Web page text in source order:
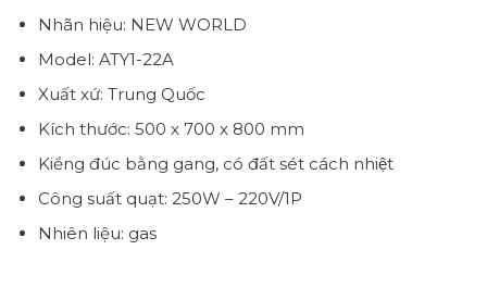
Nhãn hiệu: NEW WORLD
Model: ATY1-22A
Xuất xứ: Trung Quốc
Kích thước: 500 x 700 x 800 mm
Kiềng đúc bằng gang, có đất sét cách nhiệt
Công suất quạt: 250W – 220V/1P
Nhiên liệu: gas